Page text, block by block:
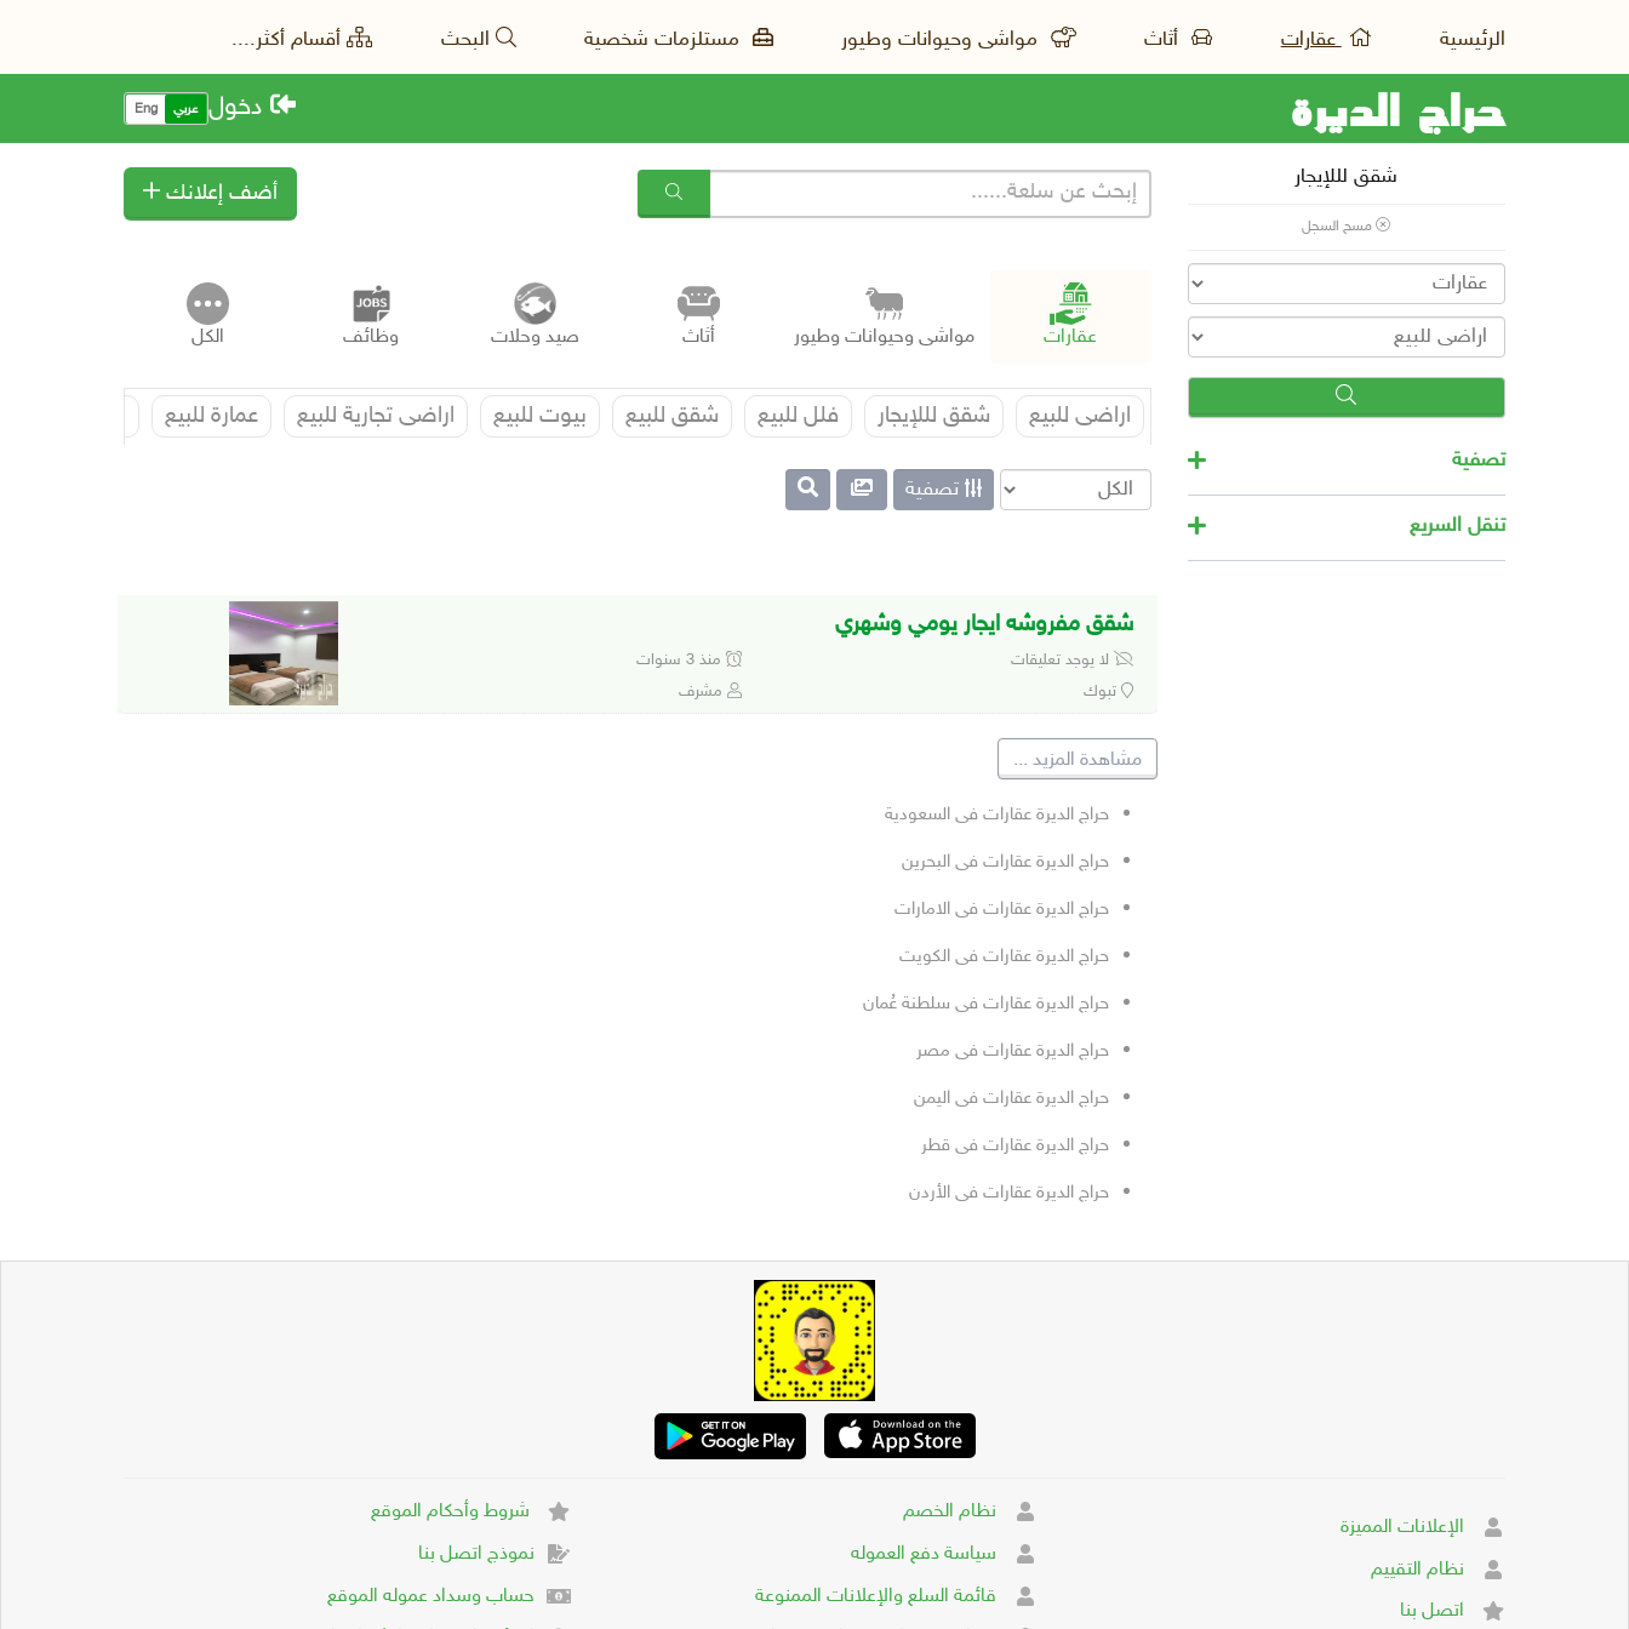
الرئيسية عقارات أثاث مواشى وحيوانات وطيور مستلزمات شخصية البحث أقسام أكثر....
حراج الديرة دخول عربي Eng
شقق لللإيجار
مسح السجل
تصفية
تنقل السريع
أضف إعلانك
عقارات مواشى وحيوانات وطيور أثاث صيد وحلات وظائف الكل
اراضى للبيع شقق لللإيجار فلل للبيع شقق للبيع بيوت للبيع اراضى تجارية للبيع عمارة للبيع
تصفية
شقق مفروشه ايجار يومي وشهري
لا يوجد تعليقات
منذ 3 سنوات
تبوك
مشرف
مشاهدة المزيد ...
حراج الديرة عقارات فى السعودية
حراج الديرة عقارات فى البحرين
حراج الديرة عقارات فى الامارات
حراج الديرة عقارات فى الكويت
حراج الديرة عقارات فى سلطنة عُمان
حراج الديرة عقارات فى مصر
حراج الديرة عقارات فى اليمن
حراج الديرة عقارات فى قطر
حراج الديرة عقارات فى الأردن
نموذج اتصل بنا
حساب وسداد عموله الموقع